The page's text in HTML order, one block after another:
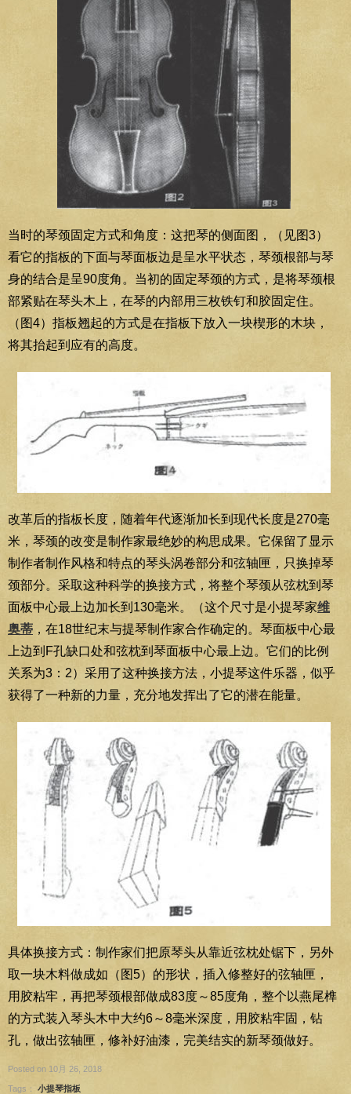
当时的琴颈固定方式和角度：这把琴的侧面图，（见图3）
看它的指板的下面与琴面板边是呈水平状态，琴颈根部与琴
身的结合是呈90度角。当初的固定琴颈的方式，是将琴颈根
部紧贴在琴头木上，在琴的内部用三枚铁钉和胶固定住。
（图4）指板翘起的方式是在指板下放入一块楔形的木块，
将其抬起到应有的高度。
改革后的指板长度，随着年代逐渐加长到现代长度是270毫
米，琴颈的改变是制作家最绝妙的构思成果。它保留了显示
制作者制作风格和特点的琴头涡卷部分和弦轴匣，只换掉琴
颈部分。采取这种科学的换接方式，将整个琴颈从弦枕到琴
面板中心最上边加长到130毫米。（这个尺寸是小提琴家维
奥蒂 ，在18世纪末与提琴制作家合作确定的。琴面板中心最
上边到F孔缺口处和弦枕到琴面板中心最上边。它们的比例
关系为3：2）采用了这种换接方法，小提琴这件乐器，似乎
获得了一种新的力量，充分地发挥出了它的潜在能量。
具体换接方式：制作家们把原琴头从靠近弦枕处锯下，另外
取一块木料做成如（图5）的形状，插入修整好的弦轴匣，
用胶粘牢，再把琴颈根部做成83度～85度角，整个以燕尾榫
的方式装入琴头木中大约6～8毫米深度，用胶粘牢固，钻
孔，做出弦轴匣，修补好油漆，完美结实的新琴颈做好。
Posted on 10月 26, 2018
Tags： 小提琴指板